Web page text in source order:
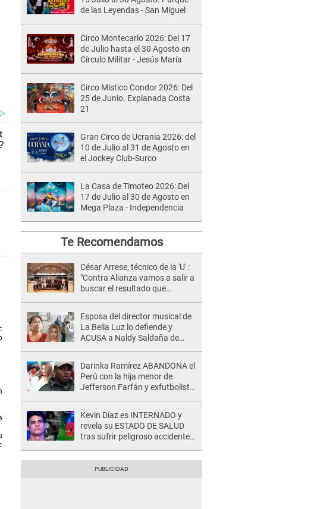
de las Leyendas - San Miguel
Circo Montecarlo 2026: Del 17
de Julio hasta el 30 Agosto en
Círculo Militar - Jesús María
Circo Místico Condor 2026: Del
25 de Junio. Explanada Costa
21
Gran Circo de Ucrania 2026: del
10 de Julio al 31 de Agosto en
el Jockey Club-Surco
La Casa de Timoteo 2026: Del
17 de Julio al 30 de Agosto en
Mega Plaza - Independencia
Te Recomendamos
César Arrese, técnico de la 'U' :
"Contra Alianza vamos a salir a
buscar el resultado que
Esposa del director musical de
La Bella Luz lo defiende y
ACUSA a Naldy Saldaña de
Darinka Ramírez ABANDONA el
Perú con la hija menor de
Jefferson Farfán y exfutbolista
Kevin Díaz es INTERNADO y
revela su ESTADO DE SALUD
tras sufrir peligroso accidente